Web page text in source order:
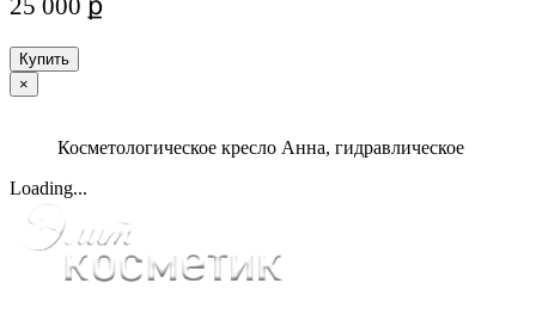
25 000 ք
Купить
×
Косметологическое кресло Анна, гидравлическое
Loading...